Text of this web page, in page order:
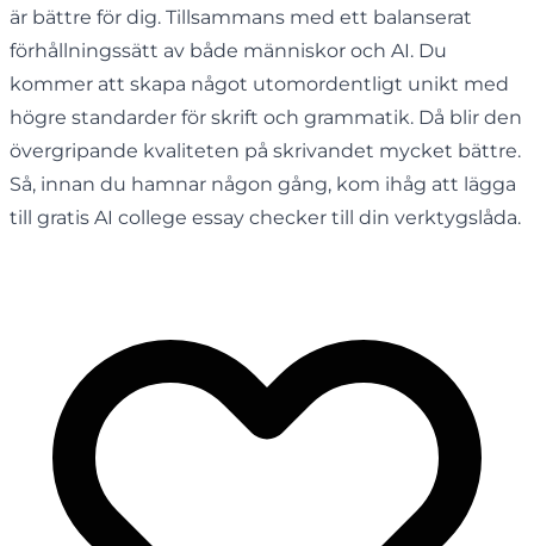
är bättre för dig. Tillsammans med ett balanserat
förhållningssätt av både människor och AI. Du
kommer att skapa något utomordentligt unikt med
högre standarder för skrift och grammatik. Då blir den
övergripande kvaliteten på skrivandet mycket bättre.
Så, innan du hamnar någon gång, kom ihåg att lägga
till gratis AI college essay checker till din verktygslåda.